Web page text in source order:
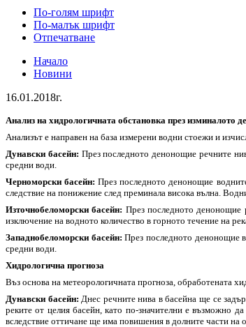
По-голям шрифт
По-малък шрифт
Отпечатване
Начало
Новини
16.01.2018г.
Анализ на хидрологичната обстановка през изминалото
Анализът е направен на база измерени водни стоежи и
Дунавски басейн: През последното денонощие речните
средни води.
Черноморски басейн: През последното денонощие
следствие на понижение след преминала висока вълна.
Източнобеломорски басейн: През последното денонощие
изключение на водното количество в горното течение на
Западнобеломорски басейн: През последното денонощие
средни води.
Хидрологична прогноза
Въз основа на метеорологичната прогноза,
Дунавски басейн: Днес речните нива в басейна ще се
реките от целия басейн, като по-значителни е възможно
вследствие оттичане ще има повишения в долните части на